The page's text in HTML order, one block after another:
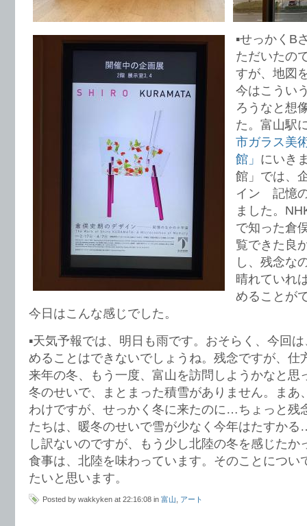
▪️せっかくB
ただいたの
すが、地図
今はこうい
ろうなと想
た。富山駅
市ガラス美
館」 にいき
館」では、
イン 記憶
ました。
で知った倉
覧できた良
し、残念な
晴れていれ
めることが
今日はこんな感じでした。
▪️天気予報では、明日も雨です。おそらく、今回
めることはできないでしょうね。残念ですが、仕
来年の冬、もう一度、富山を訪問しようかなと思
冬のせいで、まとまった積雪がありません。まあ
わけですが、せっかく冬に来たのに…ちょっと残
たちは、暖冬のせいで雪が少なく今年はたすか
し訳ないのですが、もう少し北陸の冬を感じたか
食事は、北陸を味わっています。そのことについ
たいと思います。
Posted by wakkyken at 22:16:08 in 富山 アート